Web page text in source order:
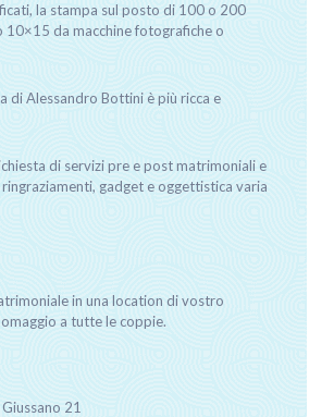
la stampa sul posto di 100 o 200
da macchine fotografiche o
di Alessandro Bottini è più ricca e
di servizi pre e post matrimoniali e
gadget e oggettistica varia
in una location di vostro
a tutte le coppie.
21